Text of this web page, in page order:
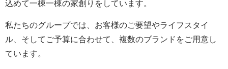
込めて一棟一棟の家創りをしています。
私たちのグループでは、お客様のご要望やライフスタイ
ル、そしてご予算に合わせて、複数のブランドをご用意し
ています。